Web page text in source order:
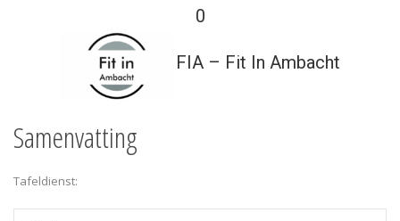
0
FIA – Fit In Ambacht
Samenvatting
Tafeldienst: